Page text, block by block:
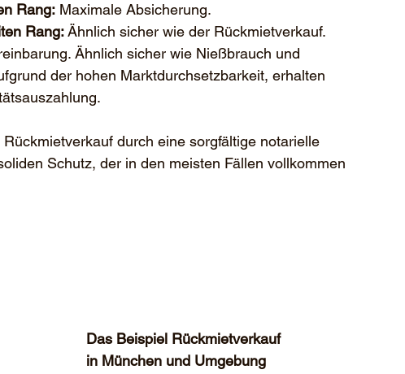
Rang: Maximale Absicherung.
Rang: Ähnlich sicher wie der Rückmietverkauf.
Ähnlich sicher wie Nießbrauch und
der hohen Marktdurchsetzbarkeit, erhalten
durch eine sorgfältige notarielle
Schutz, der in den meisten Fällen vollkommen
Das Beispiel Rückmietverkauf
in München und Umgebung